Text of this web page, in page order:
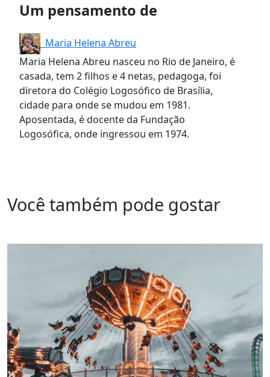
Um pensamento de
Maria Helena Abreu
Maria Helena Abreu nasceu no Rio de Janeiro, é
casada, tem 2 filhos e 4 netas, pedagoga, foi
diretora do Colégio Logosófico de Brasília,
cidade para onde se mudou em 1981.
Aposentada, é docente da Fundação
Logosófica, onde ingressou em 1974.
Você também pode gostar